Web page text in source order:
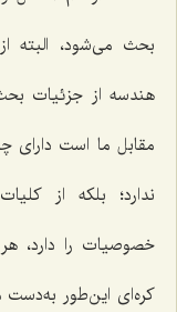
بحث می‌شود، البته
هندسه از جزئیات
مقابل ما است دارای
ندارد؛ بلکه از
خصوصیات را دارد،
کره‌ای این‌طور